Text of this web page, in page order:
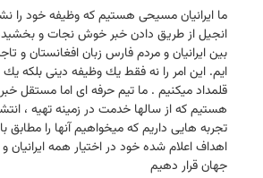
ما ایرانیان مسیحی هستیم كه وظیفه خود را
انجیل از طریق دادن خبر خوش نجات و
بین ایرانیان و مردم فارس زبان افغانستان و
ایم. این امر را نه فقط یك وظیفه دینی بلكه
قلمداد میكنیم . ما تیم حرفه ای اما مستقل
هستیم كه از سالها خدمت در زمینه تهیه ،
تجربه هایی داریم كه میخواهیم آنها را مطابق
اهداف اعلام شده خود در اختیار همه ایرانیان
جهان قرار دهیم